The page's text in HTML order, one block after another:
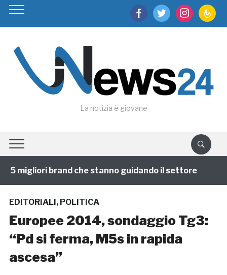
facebooktwitter instagram
La notizia è giovane
migliori brand che stanno guidando il settore
EDITORIALI, POLITICA
Europee 2014, sondaggio Tg3:
“Pd si ferma, M5s in rapida
ascesa”